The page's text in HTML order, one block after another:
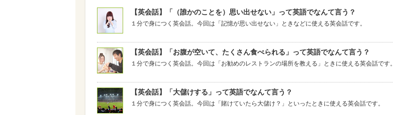
【英会話】「（誰かのことを）思い出せない」って英語でなんて言う？
１分で身につく英会話。今回は「記憶が思い出せない」ときなどに使える英会話です。
【英会話】「お腹が空いて、たくさん食べられる」って英語でなんて言う？
１分で身につく英会話。今回は「お勧めのレストランの場所を教える」ときに使える英会話です。
【英会話】「大儲けする」って英語でなんて言う？
１分で身につく英会話。今回は「賭けていたら大儲け？」といったときに使える英会話です。